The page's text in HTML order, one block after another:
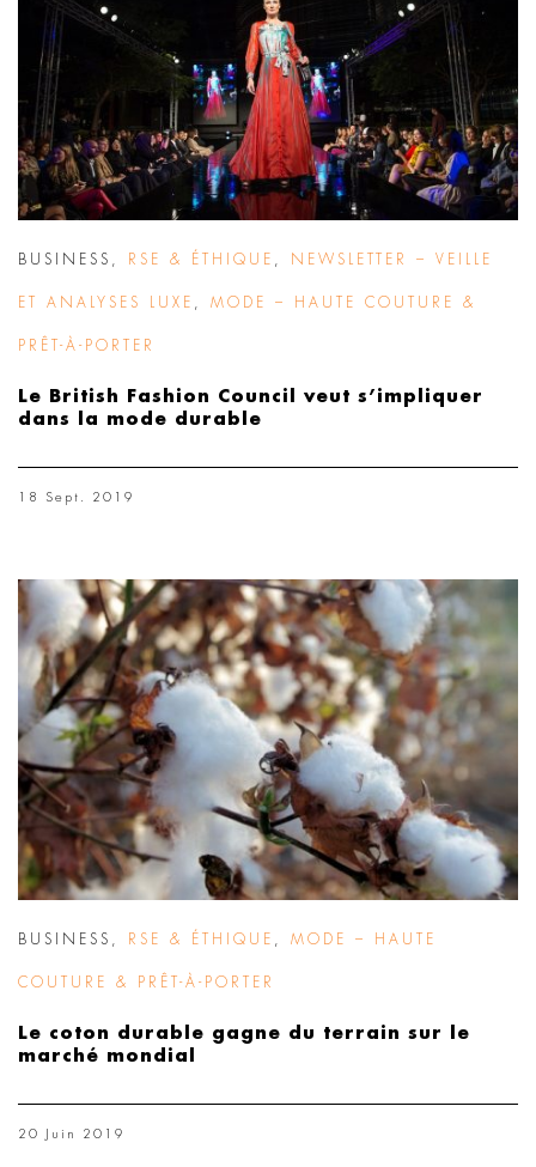
BUSINESS RSE & ÉTHIQUE NEWSLETTER – VEILLE
ET ANALYSES LUXE MODE – HAUTE COUTURE &
PRÊT-À-PORTER
Le British Fashion Council veut s’impliquer
dans la mode durable
18 Sept. 2019
BUSINESS RSE & ÉTHIQUE MODE – HAUTE
COUTURE & PRÊT-À-PORTER
Le coton durable gagne du terrain sur le
marché mondial
20 Juin 2019